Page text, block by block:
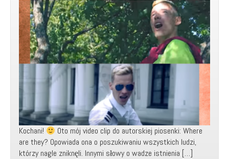
Kochani!
Oto mój video clip do autorskiej piosenki: Where
are they? Opowiada ona o poszukiwaniu wszystkich ludzi,
którzy nagle zniknęli. Innymi słowy o wadze istnienia […]